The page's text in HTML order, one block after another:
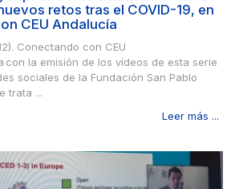
retos tras el COVID-19, en
CEU Andalucía
Conectando con CEU
con la emisión de los vídeos de esta serie
sociales de la Fundación San Pablo
trata ...
Leer más ...